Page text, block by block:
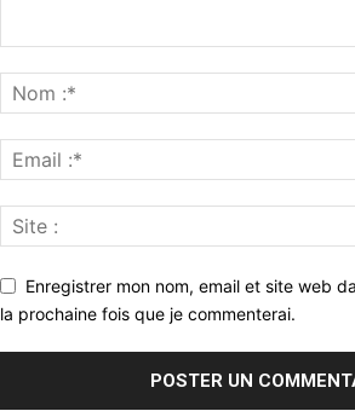
Enregistrer mon nom, email et site web
la prochaine fois que je commenterai.